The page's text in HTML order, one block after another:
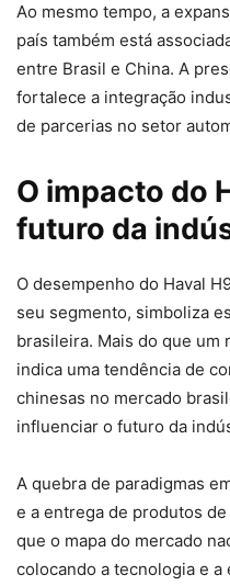
Ao mesmo tempo, a
país também está
entre Brasil e China. A
fortalece a integração
de parcerias no setor
O impacto do
futuro da
O desempenho do Haval
seu segmento, simboliza
brasileira. Mais do que um
indica uma tendência de
chinesas no mercado
influenciar o futuro da
A quebra de paradigmas
e a entrega de produtos
que o mapa do mercado
colocando a tecnologia e